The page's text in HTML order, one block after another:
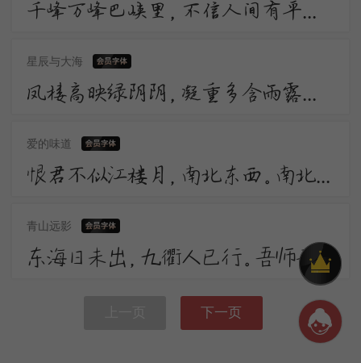
千峰万峰巴峡里，不信人间有平地。渚宫回望水连天，却疑平地元无山。山川相迎复相送，转头变灭都如梦。
星辰与大海
凤楼高映绿阴阴，凝重多含雨露深。 莫谓一枝柔软力，几曾牵破别离心。 馆娃宫畔响廊前，依托吴王养翠烟。
爱的味道
恨君不似江楼月，南北东西。南北东西。只有相随无别离。恨君却似江楼月，暂满还亏。暂满还亏。待得团团是几时。
青山远影
东海日未出，九衢人已行。吾师无事坐，苔藓入门生。 雨过闲花落，风来古木声。天台频说法，石壁欠题名。
下一页